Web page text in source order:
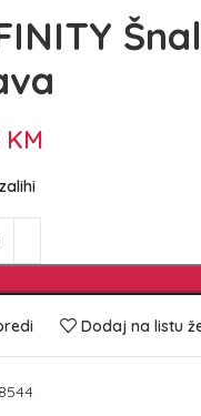
KM
Dodaj na listu